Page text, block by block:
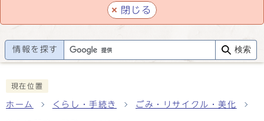
閉じる
情報を探す 検索
現在位置
ホーム くらし・手続き ごみ・リサイクル・美化